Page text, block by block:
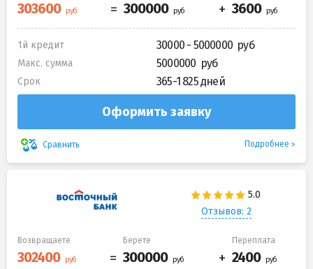
1й кредит 30000 - 5000000
Макс. сумма 5000000
Срок 365-1 825 дней
Оформить заявку
Сравнить Подробнее
Отзывов: 2
Возвращаете Берете Переплата